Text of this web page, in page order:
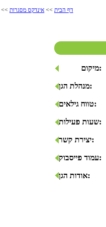
דף הבית >> אינדקס מסגרות >>
מיקום:
מנהלת הגן:
טווח גילאים:
שעות פעילות:
יצירת קשר:
עמוד פייסבוק:
אודות הגן: